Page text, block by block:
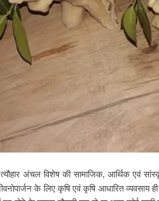
अंचल विशेष की सामाजिक, आर्थिक एवं
के लिए कृषि एवं कृषि आधारित